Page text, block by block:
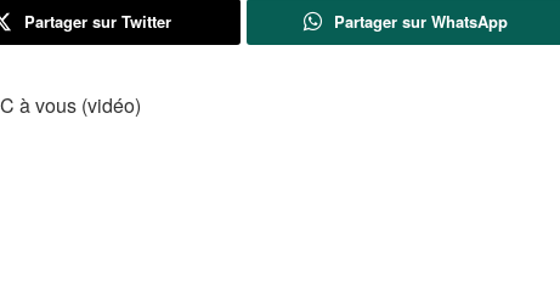
Partager sur Twitter Partager sur WhatsApp